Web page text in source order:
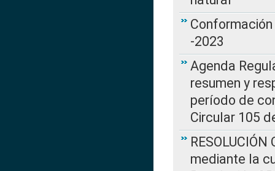
-2023
Agenda
resumen y
período de
Circular 105
mediante la